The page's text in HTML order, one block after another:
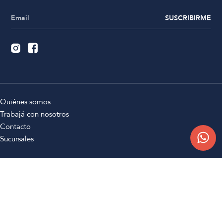
SUSCRIBIRME
Quiénes somos
Trabajá con nosotros
Contacto
Sucursales